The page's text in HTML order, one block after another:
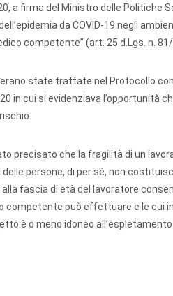
a firma del Ministro delle Politiche
da COVID-19 negli
competente” (art. 25 d.Lgs. n.
state trattate nel Protocollo
in cui si evidenziava l’opportunità
precisato che la fragilità di un
delle persone, di per sé, non
fascia di età del lavoratore
competente può effettuare e le cui
è o meno idoneo